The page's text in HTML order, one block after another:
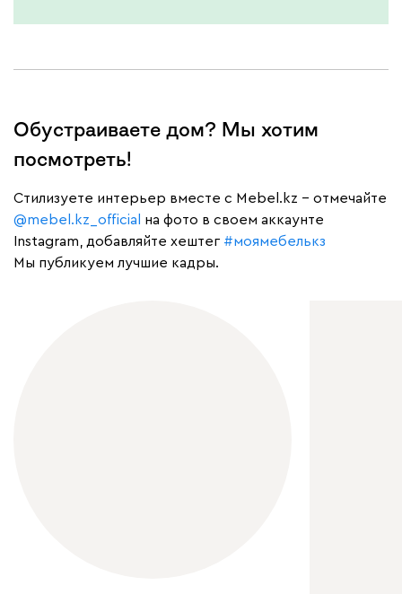
Обустраиваете дом? Мы хотим
посмотреть!
Cтилизуете интерьер вместе с Mebel.kz – отмечайте
@mebel.kz_official
на фото в своем аккаунте
Instagram, добавляйте хештег #моямебелькз
Мы публикуем лучшие кадры.